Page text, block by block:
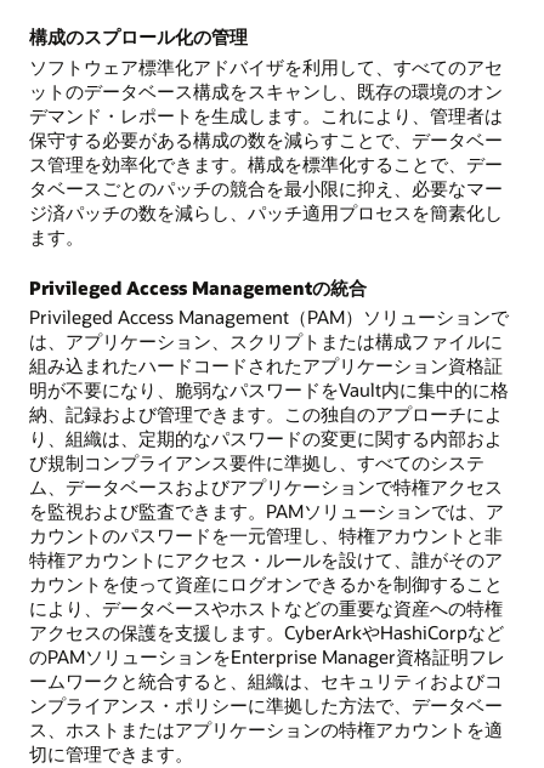
構成のスプロール化の管理
ソフトウェア標準化アドバイザを利用して、すべてのアセ
ットのデータベース構成をスキャンし、既存の環境のオン
デマンド・レポートを生成します。これにより、管理者は
保守する必要がある構成の数を減らすことで、データベー
ス管理を効率化できます。構成を標準化することで、デー
タベースごとのパッチの競合を最小限に抑え、必要なマー
ジ済パッチの数を減らし、パッチ適用プロセスを簡素化し
ます。
Privileged Access Managementの統合
Privileged Access Management（PAM）ソリューションで
は、アプリケーション、スクリプトまたは構成ファイルに
組み込まれたハードコードされたアプリケーション資格証
明が不要になり、脆弱なパスワードをVault内に集中的に格
納、記録および管理できます。この独自のアプローチによ
り、組織は、定期的なパスワードの変更に関する内部およ
び規制コンプライアンス要件に準拠し、すべてのシステ
ム、データベースおよびアプリケーションで特権アクセス
を監視および監査できます。PAMソリューションでは、ア
カウントのパスワードを一元管理し、特権アカウントと非
特権アカウントにアクセス・ルールを設けて、誰がそのア
カウントを使って資産にログオンできるかを制御すること
により、データベースやホストなどの重要な資産への特権
アクセスの保護を支援します。CyberArkやHashiCorpなど
のPAMソリューションをEnterprise Manager資格証明フレ
ームワークと統合すると、組織は、セキュリティおよびコ
ンプライアンス・ポリシーに準拠した方法で、データベー
ス、ホストまたはアプリケーションの特権アカウントを適
切に管理できます。